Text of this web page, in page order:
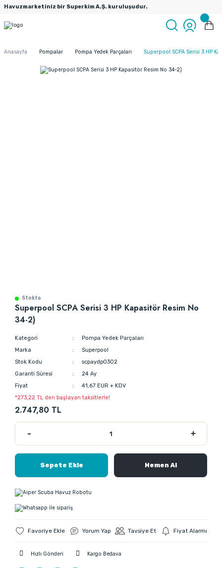
Havuzmarketiniz bir Superkim A.Ş. kuruluşudur.
Anasayfa Pompalar Pompa Yedek Parçaları Superpool SCPA Serisi 3 HP
Stokta
Superpool SCPA Serisi 3 HP Kapasitör Resim No
34-2)
Kategori
Pompa Yedek Parçaları
Marka
Superpool
Stok Kodu
scpaydp0302
Garanti Süresi
24 Ay
Fiyat
41,67 EUR + KDV
*273,22 TL den başlayan taksitlerle!
2.747,80 TL
Sepete Ekle Hemen Al
Yorum Yap Tavsiye Et Fiyat Alarmı
Hızlı Gönderi Kargo Bedava